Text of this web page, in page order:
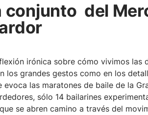
conjunto del
irónica sobre cómo vivimos las
los grandes gestos como en los
evoca las maratones de baile de la
sólo 14 bailarines
se abren camino a través del